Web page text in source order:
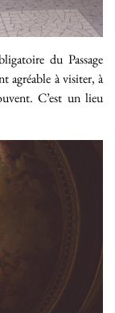
du Passage
agréable à visiter, à
C’est un lieu